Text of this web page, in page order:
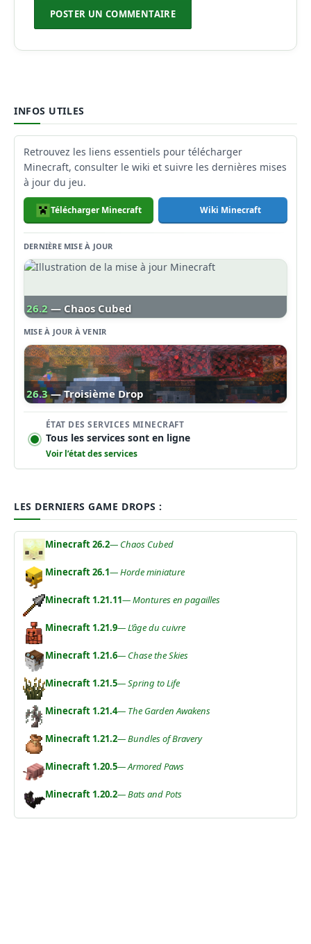
INFOS UTILES
Retrouvez les liens essentiels pour télécharger
Minecraft, consulter le wiki et suivre les dernières mises
à jour du jeu.
Télécharger Minecraft Wiki Minecraft
DERNIÈRE MISE À JOUR
26.2 — Chaos Cubed
MISE À JOUR À VENIR
26.3 — Troisième Drop
ÉTAT DES SERVICES MINECRAFT
Tous les services sont en ligne
Voir l’état des services
LES DERNIERS GAME DROPS :
Minecraft 26.2— Chaos Cubed
Minecraft 26.1— Horde miniature
Minecraft 1.21.11— Montures en pagailles
Minecraft 1.21.9— L’âge du cuivre
Minecraft 1.21.6— Chase the Skies
Minecraft 1.21.5— Spring to Life
Minecraft 1.21.4— The Garden Awakens
Minecraft 1.21.2— Bundles of Bravery
Minecraft 1.20.5— Armored Paws
Minecraft 1.20.2— Bats and Pots